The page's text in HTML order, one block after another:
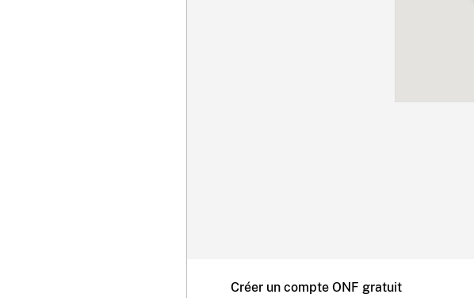
Créer un compte ONF gratuit